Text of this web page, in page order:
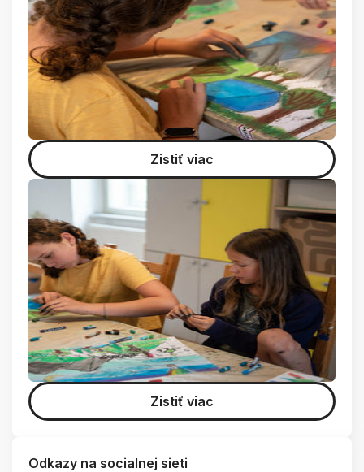
Zistiť viac
Zistiť viac
Odkazy na socialnej sieti